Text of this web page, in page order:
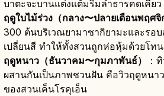
บาตะจะบานแต่งแต้มริมลำธารคดเคี้ยว
ฤดูใบไม้ร่วง（กลาง〜ปลายเดือนพฤศจิ
300 ต้นบริเวณยามาซากิยามะและรอบ
เปลี่ยนสี ทำให้ทั้งสวนถูกห่อหุ้มด้วยโท
ฤดูหนาว（ธันวาคม〜กุมภาพันธ์）
：
ผสานกันเป็นภาพชวนฝัน คือวิวฤดูหนา
ของสวนเค็นโรคุเอ็น